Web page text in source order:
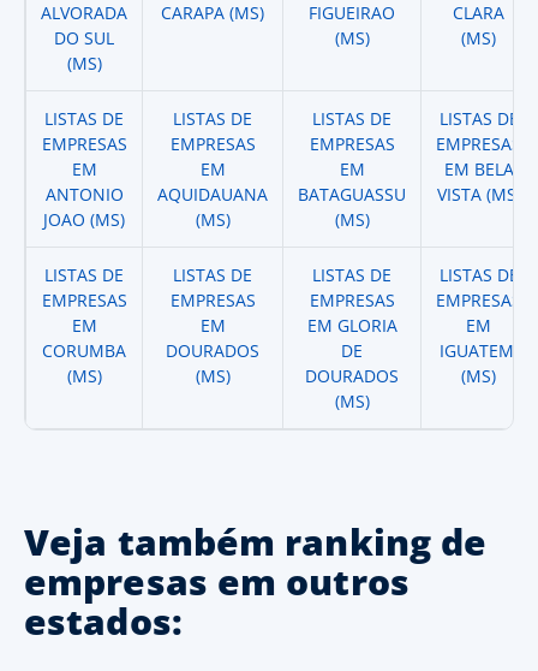
ALVORADA
DO SUL
(MS)
CARAPA (MS)
FIGUEIRAO
(MS)
CLARA
(MS)
LISTAS DE
EMPRESAS
EM
ANTONIO
JOAO (MS)
LISTAS DE
EMPRESAS
EM
AQUIDAUANA
(MS)
LISTAS DE
EMPRESAS
EM
BATAGUASSU
(MS)
LISTAS DE
EMPRESAS
EM BELA
VISTA (MS)
LISTAS DE
EMPRESAS
EM
CORUMBA
(MS)
LISTAS DE
EMPRESAS
EM
DOURADOS
(MS)
LISTAS DE
EMPRESAS
EM GLORIA
DE
DOURADOS
(MS)
LISTAS DE
EMPRESAS
EM
IGUATEMI
(MS)
Veja também ranking de
empresas em outros
estados: